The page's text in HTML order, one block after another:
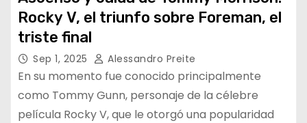
Rocky V, el triunfo sobre Foreman, el
triste final
Sep 1, 2025 Alessandro Preite
En su momento fue conocido principalmente
como Tommy Gunn, personaje de la célebre
película Rocky V, que le otorgó una popularidad